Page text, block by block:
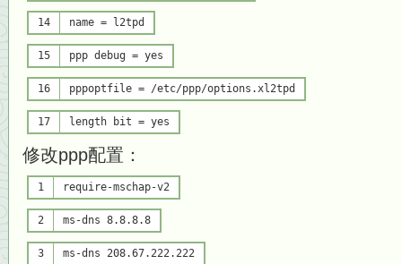
14 name = l2tpd
15 ppp debug = yes
16 pppoptfile = /etc/ppp/options.xl2tpd
17 length bit = yes
修改ppp配置：
1 require-mschap-v2
2 ms-dns 8.8.8.8
3 ms-dns 208.67.222.222